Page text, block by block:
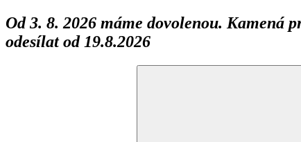
Od 3. 8. 2026 máme dovolenou. Kamená
odesílat od 19.8.2026